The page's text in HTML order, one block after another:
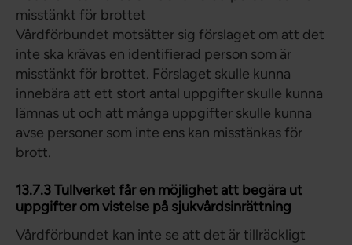
misstänkt för brottet
Vårdförbundet motsätter sig förslaget om att det
inte ska krävas en identifierad person som är
misstänkt för brottet. Förslaget skulle kunna
innebära att ett stort antal uppgifter skulle kunna
lämnas ut och att många uppgifter skulle kunna
avse personer som inte ens kan misstänkas för
brott.
13.7.3 Tullverket får en möjlighet att begära ut
uppgifter om vistelse på sjukvårdsinrättning
Vårdförbundet kan inte se att det är tillräckligt